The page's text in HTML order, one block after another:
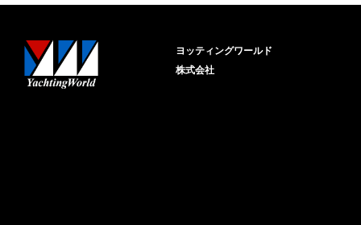
ヨッティングワールド
株式会社